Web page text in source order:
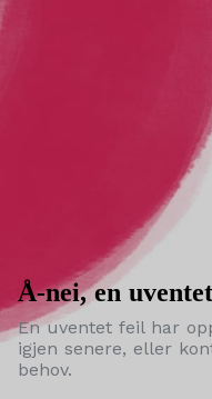
Å-nei, en
En uventet feil har
igjen senere, eller
behov.